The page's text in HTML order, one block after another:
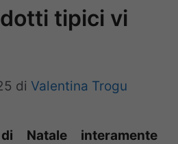
tipici vi
di Valentina Trogu
Natale interamente